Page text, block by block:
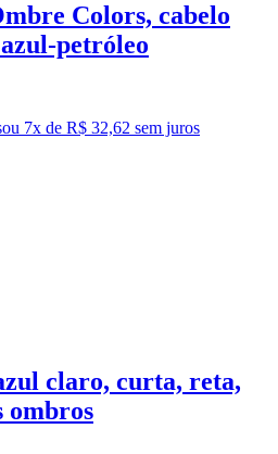
Colors, cabelo
petróleo
ou 7x de R$ 32,62 sem juros
claro, curta, reta,
ombros